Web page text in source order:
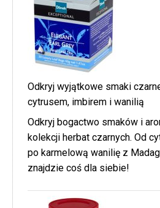
Odkryj wyjątkowe smaki
cytrusem, imbirem i wanilią
Odkryj bogactwo smaków i
kolekcji herbat czarnych. Od
po karmelową wanilię z
znajdzie coś dla siebie!